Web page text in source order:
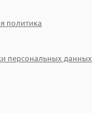
политика
персональных данных